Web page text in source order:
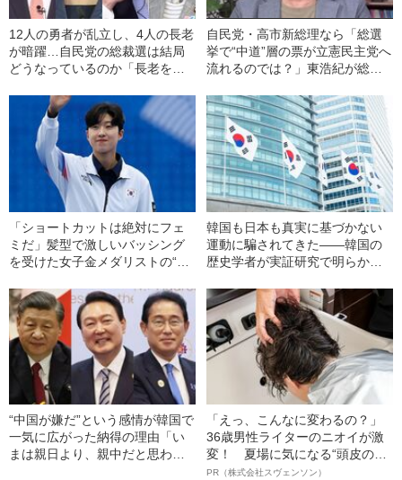
12人の勇者が乱立し、4人の長老
が暗躍…自民党の総裁選は結局
どうなっているのか「長老をバ
ドな体質は健在？
自民党・高市新総理なら「総選
挙で“中道”層の票が立憲民主党へ
流れるのでは？」東浩紀が総裁
「ショートカットは絶対にフェ
ミだ」髪型で激しいバッシング
を受けた女子金メダリストの“そ
される「いびつな理由」とは
韓国も日本も真実に基づかない
運動に騙されてきた――韓国の
歴史学者が実証研究で明らかに
“中国が嫌だ”という感情が韓国で
一気に広がった納得の理由「い
まは親日より、親中だと思われ
「えっ、こんなに変わるの？」
36歳男性ライターのニオイが激
変！ 夏場に気になる“頭皮のニ
オイ”や“ベタつき”を解消す
PR（株式会社スヴェンソン）